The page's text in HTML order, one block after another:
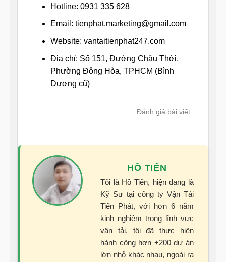
Hotline: 0931 335 628
Email: tienphat.marketing@gmail.com
Website: vantaitienphat247.com
Địa chỉ: Số 151, Đường Châu Thới,
Phường Đông Hòa, TPHCM (Bình
Dương cũ)
Đánh giá bài viết
HỒ TIẾN
Tôi là Hồ Tiến, hiện đang là
Kỹ Sư tại công ty Vận Tải
Tiến Phát, với hơn 6 năm
kinh nghiệm trong lĩnh vực
vận tải, tôi đã thực hiện
hành công hơn +200 dự án
lớn nhỏ khác nhau, ngoài ra